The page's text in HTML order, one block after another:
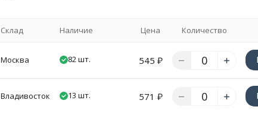
Склад Наличие Цена Количество
Москва 82 шт. 545 ₽
Владивосток 13 шт. 571 ₽